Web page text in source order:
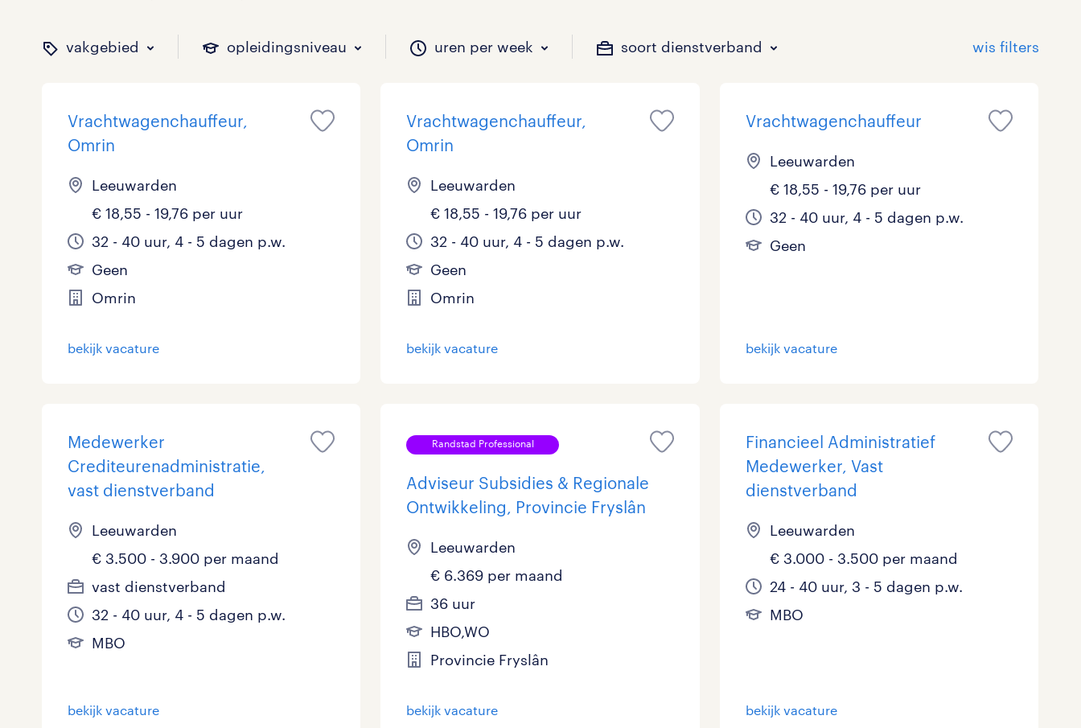
vakgebied opleidingsniveau uren per week soort dienstverband
binnen welk vakgebied wil je werken?
Administratief 3 Beveiliging 0 Bouw 3
Callcenter / Contactcenter Chauffeurs 12 Commercieel / Verkoop
Financieel
Overig 2 Personeel & Organisatie Schoonmaak 0
Secretarieel 0 Supply chain & procurement 0 Techniek 9
Zorg / Verpleging 0
toon 94 resultaten
op welk niveau zoek je vacatures?
Basisonderwijs 3 Geen 18 HAVO/VWO 3
HBO 10 LBO, MAVO, VMBO 0 MBO 42
Master
hoeveel uren per week wil je werken?
0 - 8 uur 7 9 - 16 uur 2 17 - 24 uur 13
25 - 32 uur 42 33 - 36 uur 8 37 - 40+ uur
welk soort dienstverband zou jij willen?
Detachering 1 Tijdelijk 19 Tijdelijk met uitzicht op vast 61
Vast 13
Vrachtwagenchauffeur,
Omrin
Leeuwarden
€ 18,55 - 19,76 per uur
32 - 40 uur, 4 - 5 dagen p.w.
Geen
Omrin
bekijk vacature
Vrachtwagenchauffeur,
Omrin
Leeuwarden
€ 18,55 - 19,76 per uur
32 - 40 uur, 4 - 5 dagen p.w.
Geen
Omrin
bekijk vacature
Vrachtwagenchauffeur
Leeuwarden
€ 18,55 - 19,76 per uur
32 - 40 uur, 4 - 5 dagen p.w.
Geen
bekijk vacature
Medewerker
Crediteurenadministratie,
vast dienstverband
Leeuwarden
€ 3.500 - 3.900 per maand
vast dienstverband
32 - 40 uur, 4 - 5 dagen p.w.
MBO
bekijk vacature
Randstad Professional
Adviseur Subsidies & Regionale
Ontwikkeling, Provincie Fryslân
Leeuwarden
€ 6.369 per maand
36 uur
HBO,WO
Provincie Fryslân
bekijk vacature
Financieel Administratief
Medewerker, Vast
dienstverband
Leeuwarden
€ 3.000 - 3.500 per maand
24 - 40 uur, 3 - 5 dagen p.w.
MBO
bekijk vacature